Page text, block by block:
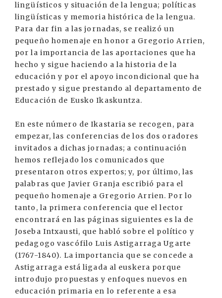
lingüísticos y situación de la lengua; políticas
lingüísticas y memoria histórica de la lengua.
Para dar fin a las jornadas, se realizó un
pequeño homenaje en honor a Gregorio Arrien,
por la importancia de las aportaciones que ha
hecho y sigue haciendo a la historia de la
educación y por el apoyo incondicional que ha
prestado y sigue prestando al departamento de
Educación de Eusko Ikaskuntza.
En este número de Ikastaria se recogen, para
empezar, las conferencias de los dos oradores
invitados a dichas jornadas; a continuación
hemos reflejado los comunicados que
presentaron otros expertos; y, por último, las
palabras que Javier Granja escribió para el
pequeño homenaje a Gregorio Arrien. Por lo
tanto, la primera conferencia que el lector
encontrará en las páginas siguientes es la de
Joseba Intxausti, que habló sobre el político y
pedagogo vascófilo Luis Astigarraga Ugarte
(1767-1840). La importancia que se concede a
Astigarraga está ligada al euskera porque
introdujo propuestas y enfoques nuevos en
educación primaria en lo referente a esa